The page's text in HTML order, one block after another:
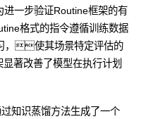
一步验证Routine框架的有
格式的指令遵循训练数据
使其场景特定评估的
著改善了模型在执行计划
知识蒸馏方法生成了一个